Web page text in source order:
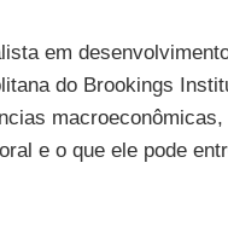
em
do Brookings
e o que ele pode